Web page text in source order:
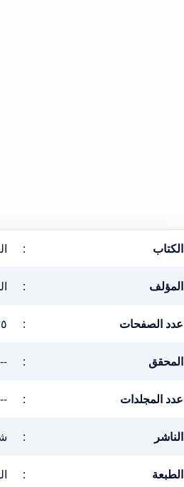
الكتاب :
المؤلف :
عدد الصفحات :
المحقق :
--
عدد المجلدات :
--
الناشر :
الطبعة :